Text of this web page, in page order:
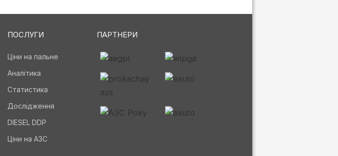
ПОСЛУГИ
Ціни на пальне
Аналітика
Статистика
Дослідження
DIESEL DDP
Ціни на АЗС
ПАРТНЕРИ